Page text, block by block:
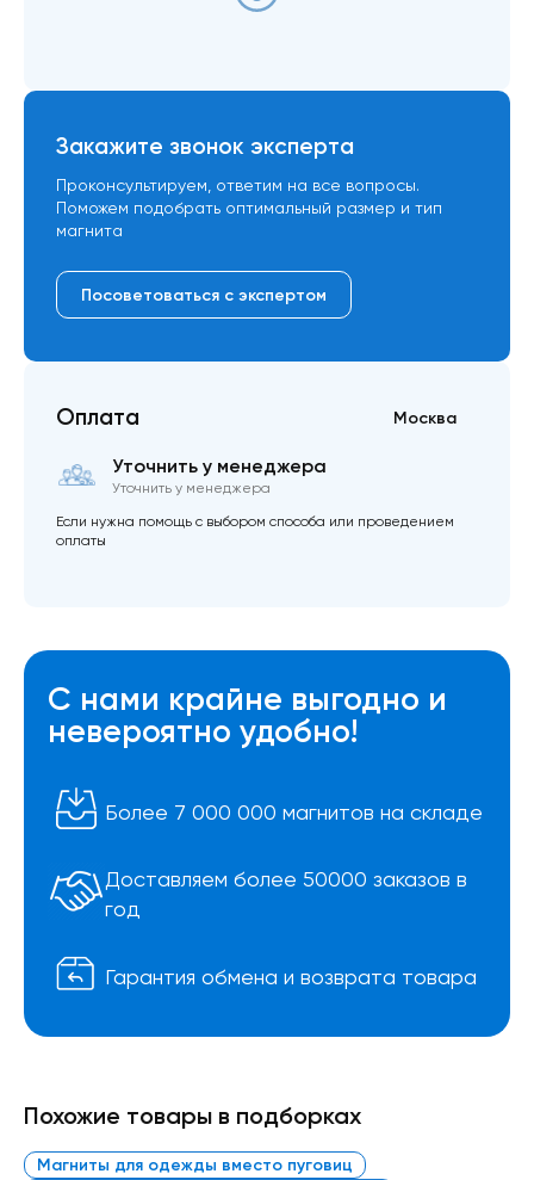
Закажите звонок эксперта
Проконсультируем, ответим на все вопросы.
Поможем подобрать оптимальный размер и тип
магнита
Посоветоваться с экспертом
Оплата Москва
Уточнить у менеджера
Уточнить у менеджера
Если нужна помощь с выбором способа или проведением
оплаты
С нами крайне выгодно и
невероятно удобно!
Более 7 000 000 магнитов на складе
Доставляем более 50000 заказов в
год
Гарантия обмена и возврата товара
Похожие товары в подборках
Магниты для одежды вместо пуговиц